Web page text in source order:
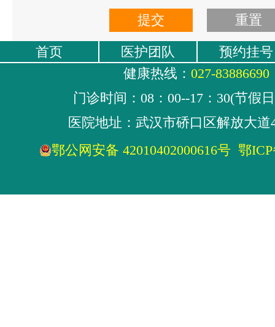
首页 医护团队
预约挂号
健康热线： 027-83886690
门诊时间：08：00--17：30(节假
医院地址：武汉市硚口区解放大道
鄂公网安备 42010402000616号 鄂